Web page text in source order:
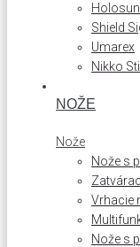
Holosun
Shield
Umarex
Nikko
NOŽE
Nože
Nože s
Vrhacie
Nože s